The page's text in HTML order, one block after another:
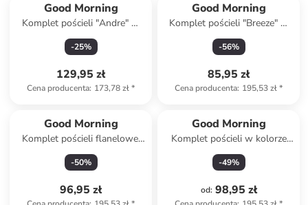
Good Morning
Komplet pościeli "Andre" w
kolorze niebieskim
-25%
129,95 zł
Cena producenta: 173,78 zł*
Good Morning
Komplet pościeli "Breeze" w
kolorze niebieskim
-56%
85,95 zł
Cena producenta: 195,53 zł*
Good Morning
Komplet pościeli flanelowej
"Albert" w kolorze niebieskim
-50%
96,95 zł
Good Morning
Komplet pościeli w kolorze
antracytowym
-49%
od: 98,95 zł